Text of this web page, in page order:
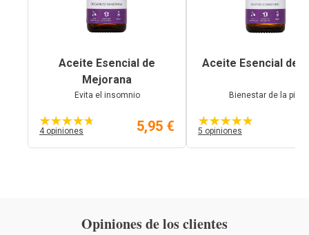
Aceite Esencial de
Mejorana
Evita el insomnio
4 opiniones 5,95 €
Aceite Esencial de
Bienestar de la piel
5 opiniones
Opiniones de los clientes